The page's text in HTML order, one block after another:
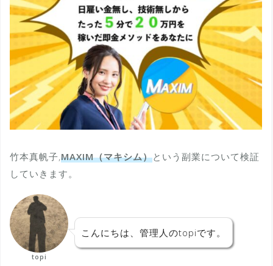
竹本真帆子,MAXIM（マキシム）という副業について検証
していきます。
topi
こんにちは、管理人のtopiです。